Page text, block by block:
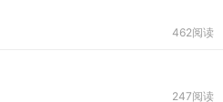
462阅读
247阅读